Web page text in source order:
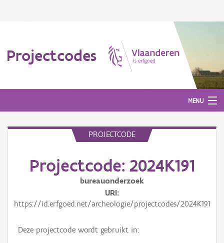
Projectcodes
MENU
PROJECTCODE
Projectcode: 2024K191
bureauonderzoek
URI
https://id.erfgoed.net/archeologie/projectcodes/2024K191
Deze projectcode wordt gebruikt in: